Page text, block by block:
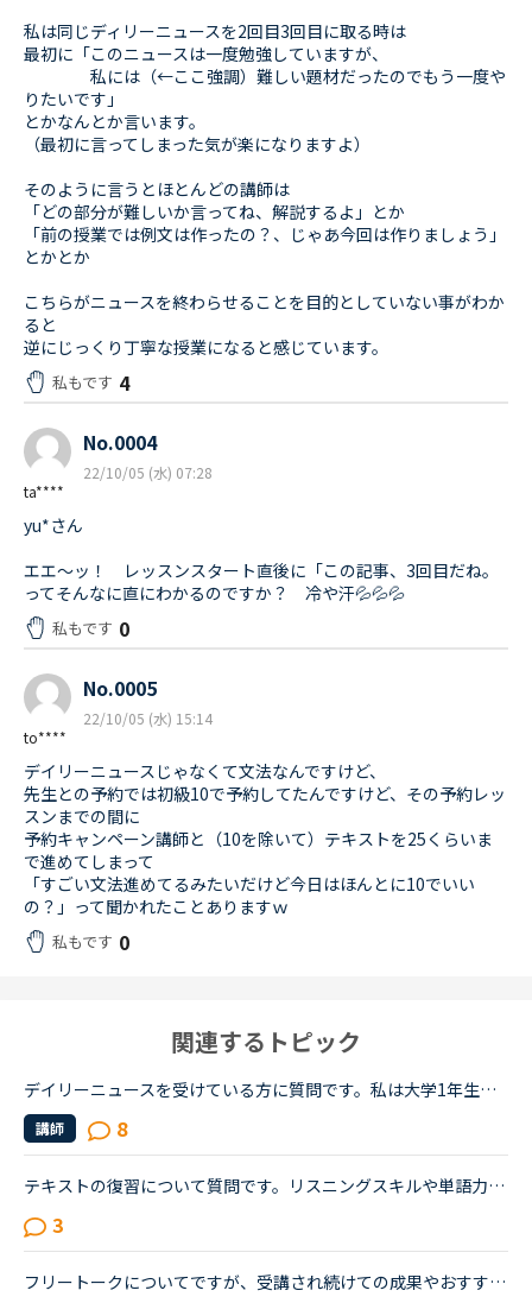
私は同じディリーニュースを2回目3回目に取る時は
最初に「このニュースは一度勉強していますが、
私には（←ここ強調）難しい題材だったのでもう一度や
りたいです」
とかなんとか言います。
（最初に言ってしまった気が楽になりますよ）
そのように言うとほとんどの講師は
「どの部分が難しいか言ってね、解説するよ」とか
「前の授業では例文は作ったの？、じゃあ今回は作りましょう」
とかとか
こちらがニュースを終わらせることを目的としていない事がわか
ると
逆にじっくり丁寧な授業になると感じています。
私もです 4
ta****
No.0004
22/10/05 (水) 07:28
yu*さん
エエ～ッ！ レッスンスタート直後に「この記事、3回目だね。
ってそんなに直にわかるのですか？ 冷や汗💦💦💦
私もです 0
to****
No.0005
22/10/05 (水) 15:14
デイリーニュースじゃなくて文法なんですけど、
先生との予約では初級10で予約してたんですけど、その予約レッ
スンまでの間に
予約キャンペーン講師と（10を除いて）テキストを25くらいま
で進めてしまって
「すごい文法進めてるみたいだけど今日はほんとに10でいい
の？」って聞かれたことありますｗ
私もです 0
関連するトピック
デイリーニュースを受けている方に質問です。私は大学1年生で、ネイティブキャンプは初めてまだひと月足らずの初心者です。一応英語系の学問をしていて、今月受けたスピーキングテストは6でした。普段は、できる...
講師 8
テキストの復習について質問です。リスニングスキルや単語力をつけるために音読がよいと言われ、実際に音読を三冊ぐらい実施しました（一つの長文を20回づつ）が、自分の中で上達がないように思っています。また...
3
フリートークについてですが、受講され続けての成果やおすすめの受講方法、気をつけていることあれば教えていただけないでしょうか。これからはアウトプットも鍛えたいので、フリートークを受講する機会を増やし...